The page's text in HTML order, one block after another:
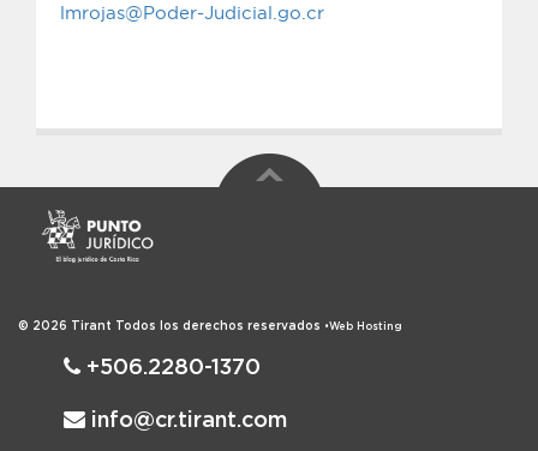
lmrojas@Poder-Judicial.go.cr
© 2026 Tirant Todos los derechos reservados •Web Hosting
+506.2280-1370
info@cr.tirant.com